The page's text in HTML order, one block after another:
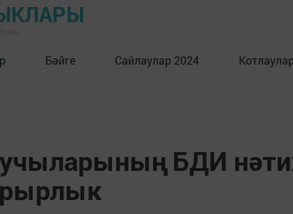
Бәйге Сайлаулар 2024 Котлаулар
БДИ